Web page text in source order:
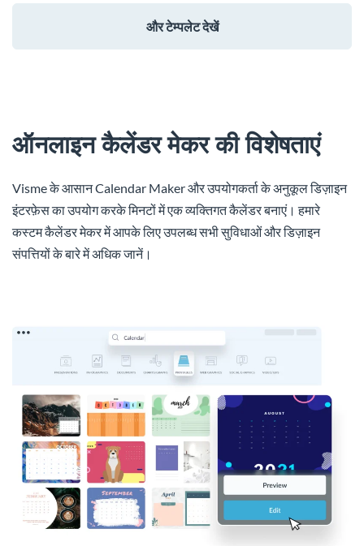
और टेम्पलेट देखें
ऑनलाइन कैलेंडर मेकर की विशेषताएं
Visme के आसान Calendar Maker और उपयोगकर्ता के अनुकूल डिज़ाइन
इंटरफ़ेस का उपयोग करके मिनटों में एक व्यक्तिगत कैलेंडर बनाएं। हमारे
कस्टम कैलेंडर मेकर में आपके लिए उपलब्ध सभी सुविधाओं और डिज़ाइन
संपत्तियों के बारे में अधिक जानें।